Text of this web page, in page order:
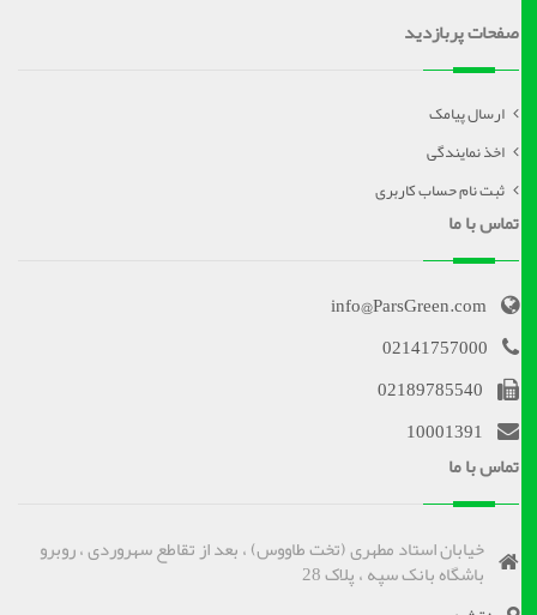
صفحات پربازدید
ارسال پیامک
اخذ نمایندگی
ثبت نام حساب کاربری
تماس با ما
info@ParsGreen.com
02141757000
02189785540
10001391
تماس با ما
خیابان استاد مطهری (تخت طاووس) ، بعد از تقاطع سهروردی ، روبرو
باشگاه بانک سپه ، پلاک 28